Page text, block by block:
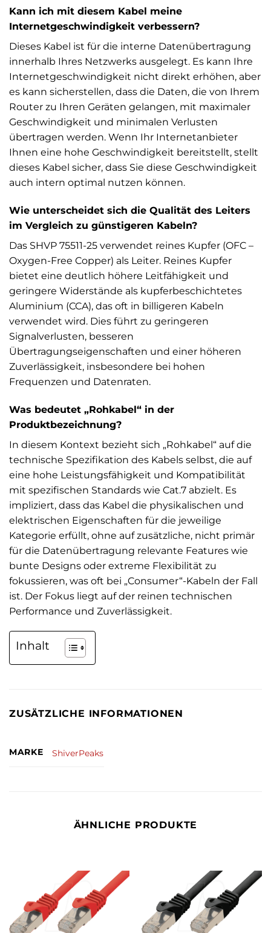
Kann ich mit diesem Kabel meine
Internetgeschwindigkeit verbessern?
Dieses Kabel ist für die interne Datenübertragung
innerhalb Ihres Netzwerks ausgelegt. Es kann Ihre
Internetgeschwindigkeit nicht direkt erhöhen, aber
es kann sicherstellen, dass die Daten, die von Ihrem
Router zu Ihren Geräten gelangen, mit maximaler
Geschwindigkeit und minimalen Verlusten
übertragen werden. Wenn Ihr Internetanbieter
Ihnen eine hohe Geschwindigkeit bereitstellt, stellt
dieses Kabel sicher, dass Sie diese Geschwindigkeit
auch intern optimal nutzen können.
Wie unterscheidet sich die Qualität des Leiters
im Vergleich zu günstigeren Kabeln?
Das SHVP 75511-25 verwendet reines Kupfer (OFC –
Oxygen-Free Copper) als Leiter. Reines Kupfer
bietet eine deutlich höhere Leitfähigkeit und
geringere Widerstände als kupferbeschichtetes
Aluminium (CCA), das oft in billigeren Kabeln
verwendet wird. Dies führt zu geringeren
Signalverlusten, besseren
Übertragungseigenschaften und einer höheren
Zuverlässigkeit, insbesondere bei hohen
Frequenzen und Datenraten.
Was bedeutet „Rohkabel“ in der
Produktbezeichnung?
In diesem Kontext bezieht sich „Rohkabel“ auf die
technische Spezifikation des Kabels selbst, die auf
eine hohe Leistungsfähigkeit und Kompatibilität
mit spezifischen Standards wie Cat.7 abzielt. Es
impliziert, dass das Kabel die physikalischen und
elektrischen Eigenschaften für die jeweilige
Kategorie erfüllt, ohne auf zusätzliche, nicht primär
für die Datenübertragung relevante Features wie
bunte Designs oder extreme Flexibilität zu
fokussieren, was oft bei „Consumer“-Kabeln der Fall
ist. Der Fokus liegt auf der reinen technischen
Performance und Zuverlässigkeit.
Inhalt
ZUSÄTZLICHE INFORMATIONEN
MARKE ShiverPeaks
ÄHNLICHE PRODUKTE